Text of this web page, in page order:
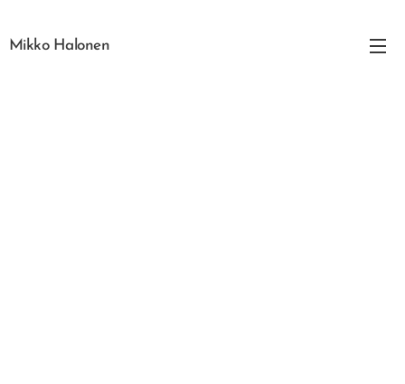
Mikko Halonen